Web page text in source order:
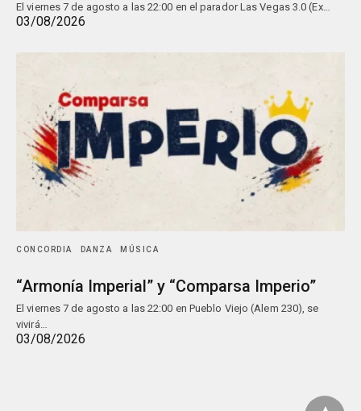
El viernes 7 de agosto a las 22:00 en el parador Las Vegas 3.0 (Ex…
03/08/2026
CONCORDIA DANZA MÚSICA
“Armonía Imperial” y “Comparsa Imperio”
El viernes 7 de agosto a las 22:00 en Pueblo Viejo (Alem 230), se
vivirá…
03/08/2026